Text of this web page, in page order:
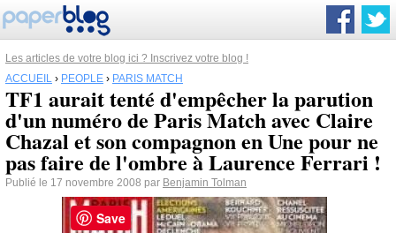
Les articles de votre blog ici ? Inscrivez votre blog !
ACCUEIL › PEOPLE › PARIS MATCH
TF1 aurait tenté d'empêcher la parution
d'un numéro de Paris Match avec Claire
Chazal et son compagnon en Une pour ne
pas faire de l'ombre à Laurence Ferrari !
Publié le 17 novembre 2008 par Benjamin Tolman
Save